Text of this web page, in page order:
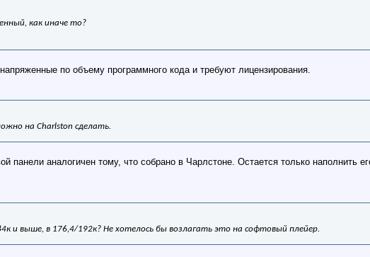
как иначе то?
по объему программного кода и требуют лицензирования.
на Charlston сделать.
панели аналогичен тому, что собрано в Чарлстоне. Остается только наполнить
и выше, в 176,4/192к? Не хотелось бы возлагать это на софтовый плейер.